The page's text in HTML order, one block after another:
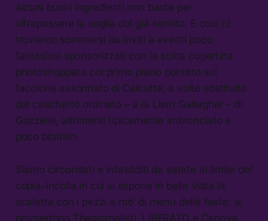
alcuni buoni ingredienti non basta per
oltrepassare la soglia del già sentito. E così ci
troviamo sommersi da inviti a eventi poco
fantasiosi sponsorizzati con la solita copertina
photoshoppata col primo piano puntato sul
faccione assonnato di Calcutta, a volte sostituito
dal caschetto ordinato – a là Liam Gallagher – di
Gazzelle, altrimenti tipicamente imbronciato e
poco bbritish.
Siamo circondati e infastiditi da serate al limite del
copia-incolla in cui si espone in bella vista la
scaletta con i pezzi a mo’ di menù delle feste: si
promettono Thegiornalisti, LIBERATO e Canova,